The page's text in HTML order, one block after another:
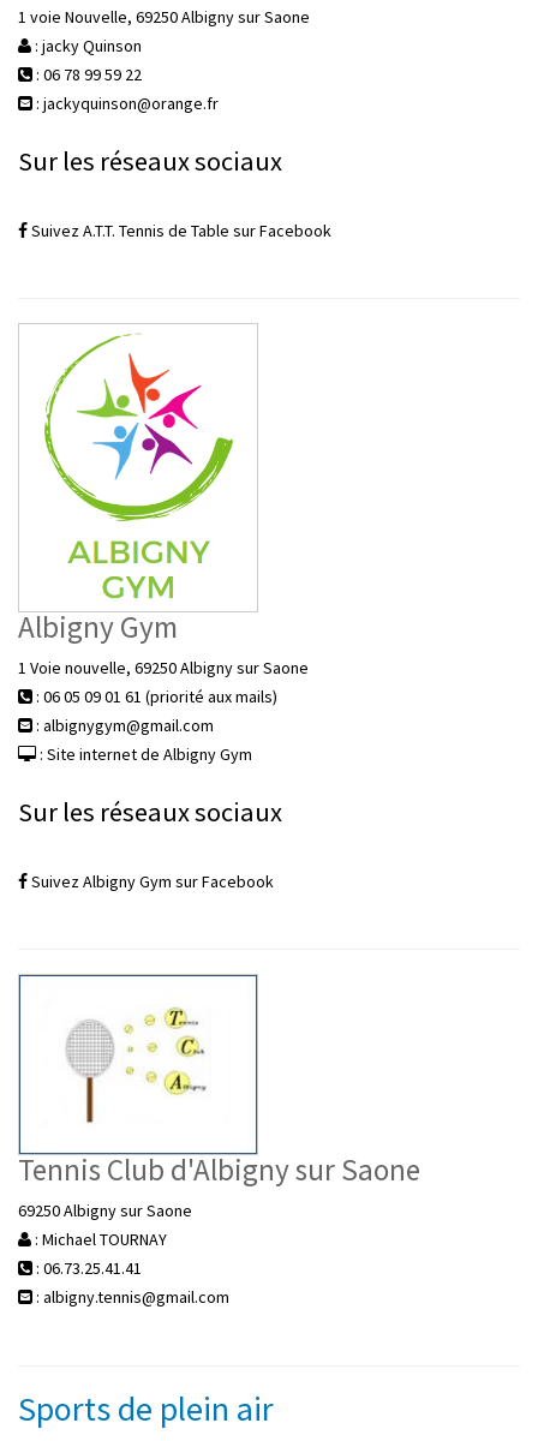
1 voie Nouvelle, 69250 Albigny sur Saone
: jacky Quinson
: 06 78 99 59 22
: jackyquinson@orange.fr
Sur les réseaux sociaux
Suivez A.T.T. Tennis de Table sur Facebook
Albigny Gym
1 Voie nouvelle, 69250 Albigny sur Saone
: 06 05 09 01 61 (priorité aux mails)
: albignygym@gmail.com
: Site internet de Albigny Gym
Sur les réseaux sociaux
Suivez Albigny Gym sur Facebook
Tennis Club d'Albigny sur Saone
69250 Albigny sur Saone
: Michael TOURNAY
: 06.73.25.41.41
: albigny.tennis@gmail.com
Sports de plein air